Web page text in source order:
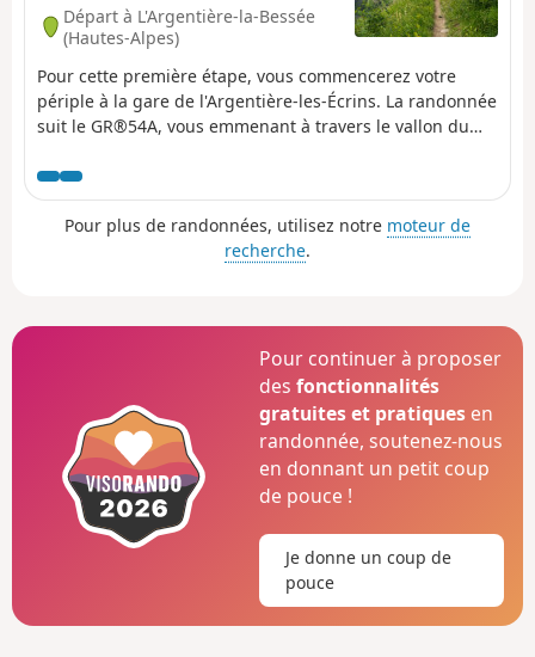
Départ à L'Argentière-la-Bessée
(Hautes-Alpes)
Pour cette première étape, vous commencerez votre
périple à la gare de l'Argentière-les-Écrins. La randonnée
suit le GR®54A, vous emmenant à travers le vallon du
arriverez enfin sur un plateau idéal pour bivouaquer.
Attention : passage d'éboulement juillet 2025
Pour plus de randonnées, utilisez notre moteur de
recherche.
Pour continuer à proposer
desfonctionnalités
gratuites et pratiques en
randonnée, soutenez-nous
en donnant un petit coup
de pouce !
Je donne un coup de
pouce